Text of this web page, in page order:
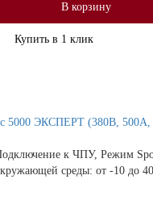
В корзину
Купить в 1 клик
5000 ЭКСПЕРТ (380В,
к ЧПУ, Режим
среды: от -10 до